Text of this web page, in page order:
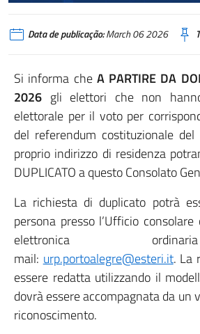
Data de publicação:March 06 2026
Si informa cheA PARTIRE DA
2026 gli elettori che non
elettorale per il voto per
del referendum costituzionale
proprio indirizzo di residenza
DUPLICATO a questo Consolato
La richiesta di duplicato potrà
persona presso l’Ufficio
elettronica
mail: urp.portoalegre@esteri.it. La
essere redatta utilizzando il
dovrà essere accompagnata da un
riconoscimento.